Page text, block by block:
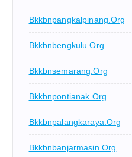
Bkkbnpangkalpinang.org
Bkkbnbengkulu.org
Bkkbnsemarang.org
Bkkbnpontianak.org
Bkkbnpalangkaraya.org
Bkkbnbanjarmasin.org